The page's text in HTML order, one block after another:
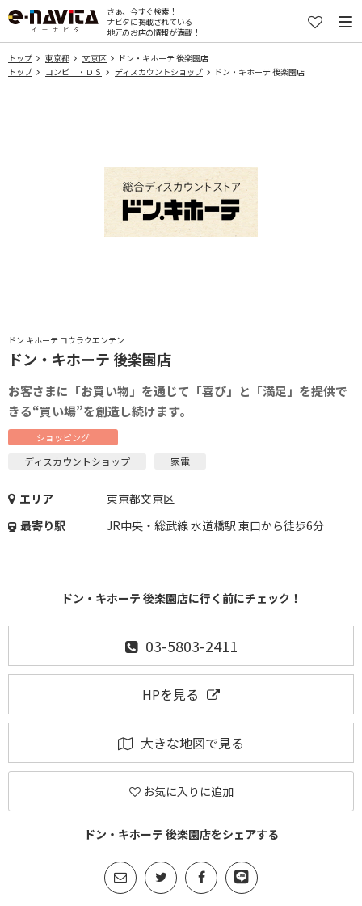
さぁ、今すぐ検索！
ナビタに掲載されている
地元のお店の情報が満載！
トップ 東京都 文京区
ドン・キホーテ 後楽園店
トップ
コンビニ・ＤＳ ディスカウントショップ ドン・キホーテ 後楽園店
ドン キホーテ コウラクエンテン
ドン・キホーテ 後楽園店
お客さまに「お買い物」を通じて「喜び」と「満足」を提供で
きる“買い場”を創造し続けます｡
ショッピング
ディスカウントショップ 家電
エリア
東京都文京区
最寄り駅
JR中央・総武線 水道橋駅 東口から徒歩6分
ドン・キホーテ 後楽園店に行く前にチェック！
03-5803-2411
HPを見る
大きな地図で見る
お気に入りに追加
ドン・キホーテ 後楽園店をシェアする